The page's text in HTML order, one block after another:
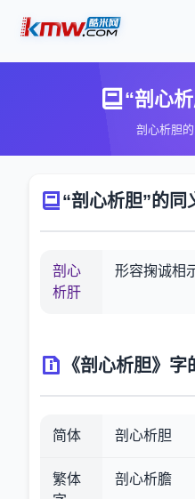
“剖心
剖心析胆
“剖心析胆”的同
剖心
析肝
形容掬诚相
《剖心析胆》
简体 剖心析胆
繁体
剖心析膽